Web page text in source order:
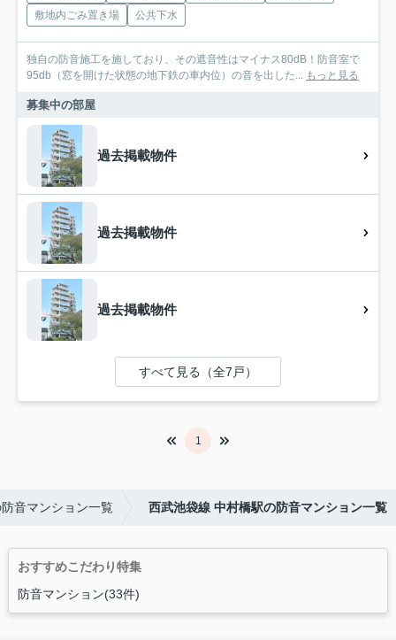
敷地内ごみ置き場
公共下水
独自の防音施工を施しており、その遮音性はマイナス80dB！防音室で
95db（窓を開けた状態の地下鉄の車内位）の音を出した... もっと見る
募集中の部屋
過去掲載物件
過去掲載物件
過去掲載物件
すべて見る（全7戸）
1
音マンション一覧 西武池袋線 中村橋駅の防音マンション一覧
おすすめこだわり特集
防音マンション(33件)